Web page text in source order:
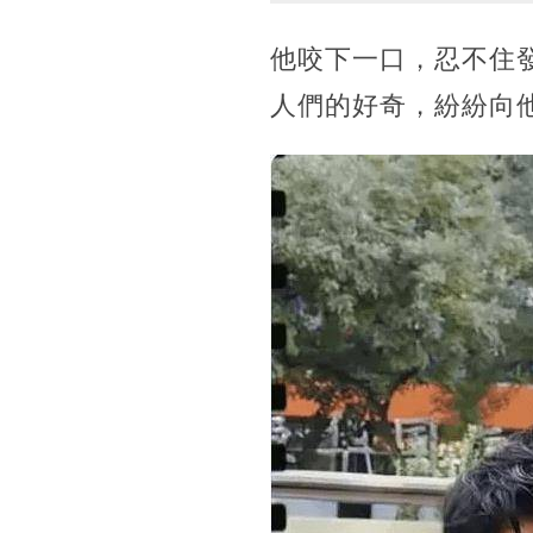
他咬下一口，忍不住
人們的好奇，紛紛向